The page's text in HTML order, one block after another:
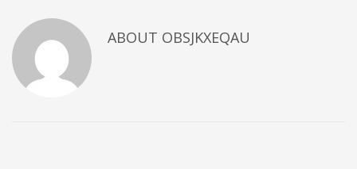
ABOUT OBSJKXEQAU